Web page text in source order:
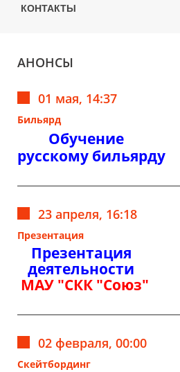
КОНТАКТЫ
АНОНСЫ
01 мая, 14:37
Бильярд
Обучение
русскому бильярду
23 апреля, 16:18
Презентация
Презентация
деятельности
МАУ "СКК "Союз"
02 февраля, 00:00
Скейтбординг